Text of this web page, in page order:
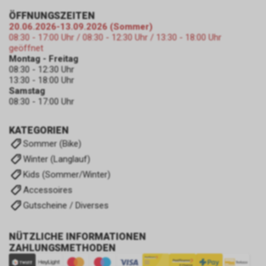
KATEGORIEN
Sommer (Bike)
Winter (Langlauf)
Kids (Sommer/Winter)
Accessoires
Gutscheine / Diverses
NÜTZLICHE INFORMATIONEN
ZAHLUNGSMETHODEN
ÖFFNUNGSZEITEN
20.06.2026-13.09.2026 (Sommer)
08:30 - 17:00 Uhr / 08:30 - 12:30 Uhr / 13:30 - 18:00 Uhr
geöffnet
Montag - Freitag
08:30 - 12:30 Uhr
13:30 - 18:00 Uhr
Samstag
08:30 - 17:00 Uhr